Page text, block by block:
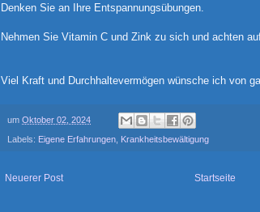
Denken Sie an Ihre Entspannungsübungen.
Nehmen Sie Vitamin C und Zink zu sich und achten
Viel Kraft und Durchhaltevermögen wünsche ich von
um Oktober 02, 2024
Labels: Eigene Erfahrungen Krankheitsbewältigung
Neuerer Post Startseite